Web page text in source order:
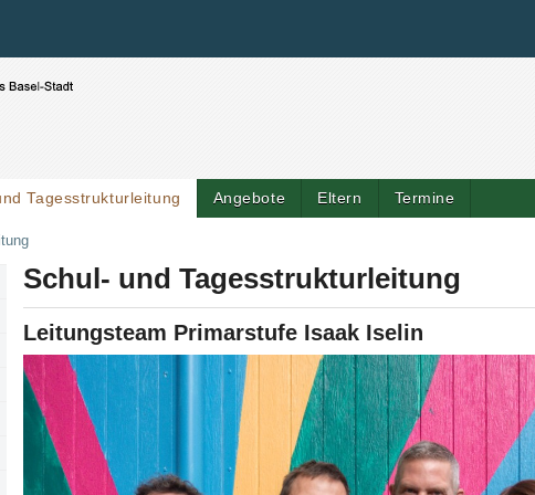
Tagesstrukturleitung Angebote Eltern Termine
Schul- und Tagesstrukturleitung
Leitungsteam Primarstufe Isaak Iselin